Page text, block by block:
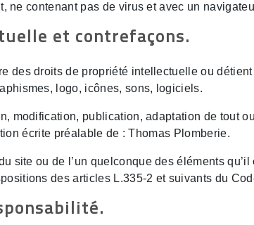
ne contenant pas de virus et avec un
et contrefaçons.
des droits de propriété intellectuelle ou
logo, icônes, sons, logiciels.
modification, publication, adaptation de tout
écrite préalable de : Thomas Plomberie.
site ou de l’un quelconque des éléments
des articles L.335-2 et suivants du